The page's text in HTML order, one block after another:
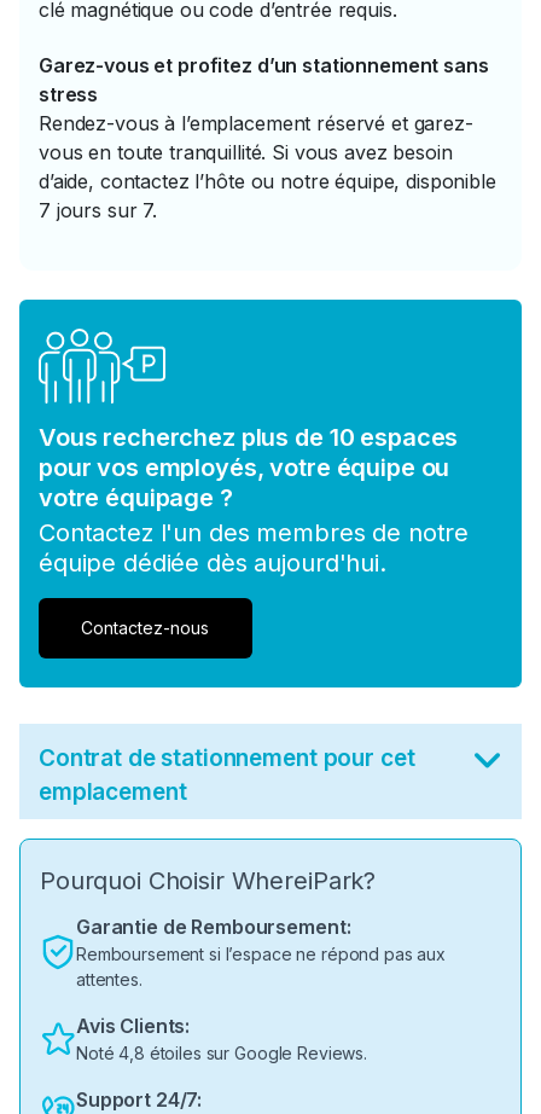
clé magnétique ou code d’entrée requis.
Garez-vous et profitez d’un stationnement sans
stress
Rendez-vous à l’emplacement réservé et garez-
vous en toute tranquillité. Si vous avez besoin
d’aide, contactez l’hôte ou notre équipe, disponible
7 jours sur 7.
Vous recherchez plus de 10 espaces
pour vos employés, votre équipe ou
votre équipage ?
Contactez l'un des membres de notre
équipe dédiée dès aujourd'hui.
Contactez-nous
Contrat de stationnement pour cet
emplacement
Pourquoi Choisir WhereiPark?
Garantie de Remboursement:
Remboursement si l’espace ne répond pas aux
attentes.
Avis Clients:
Noté 4,8 étoiles sur Google Reviews.
Support 24/7: